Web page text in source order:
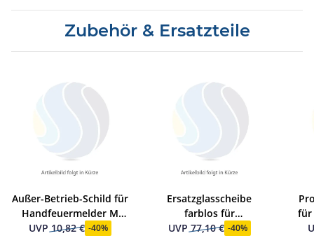
Zubehör & Ersatzteile
Außer-Betrieb-Schild für
Handfeuermelder M
M700 DKM KR I und
UVP10,82 € -40%
Ersatzglasscheibe
farblos für
Handfeuermelder EN54-
UVP77,10 € -40%
für